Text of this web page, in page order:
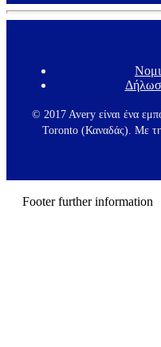
© 2017 Avery είναι ένα
Toronto (Καναδάς). Με
Footer further information